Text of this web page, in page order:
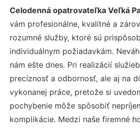
Celodenná opatrovateľka Veľká
vám profesionálne, kvalitné a
rozumné služby, ktoré sú
individuálnym požiadavkám.
nám ešte dnes. Pri realizácií
precíznosť a odbornosť, ale aj na
vykonanej práce, pretože si
pochybenie môže spôsobiť
komplikácie. Medzi naše firemné